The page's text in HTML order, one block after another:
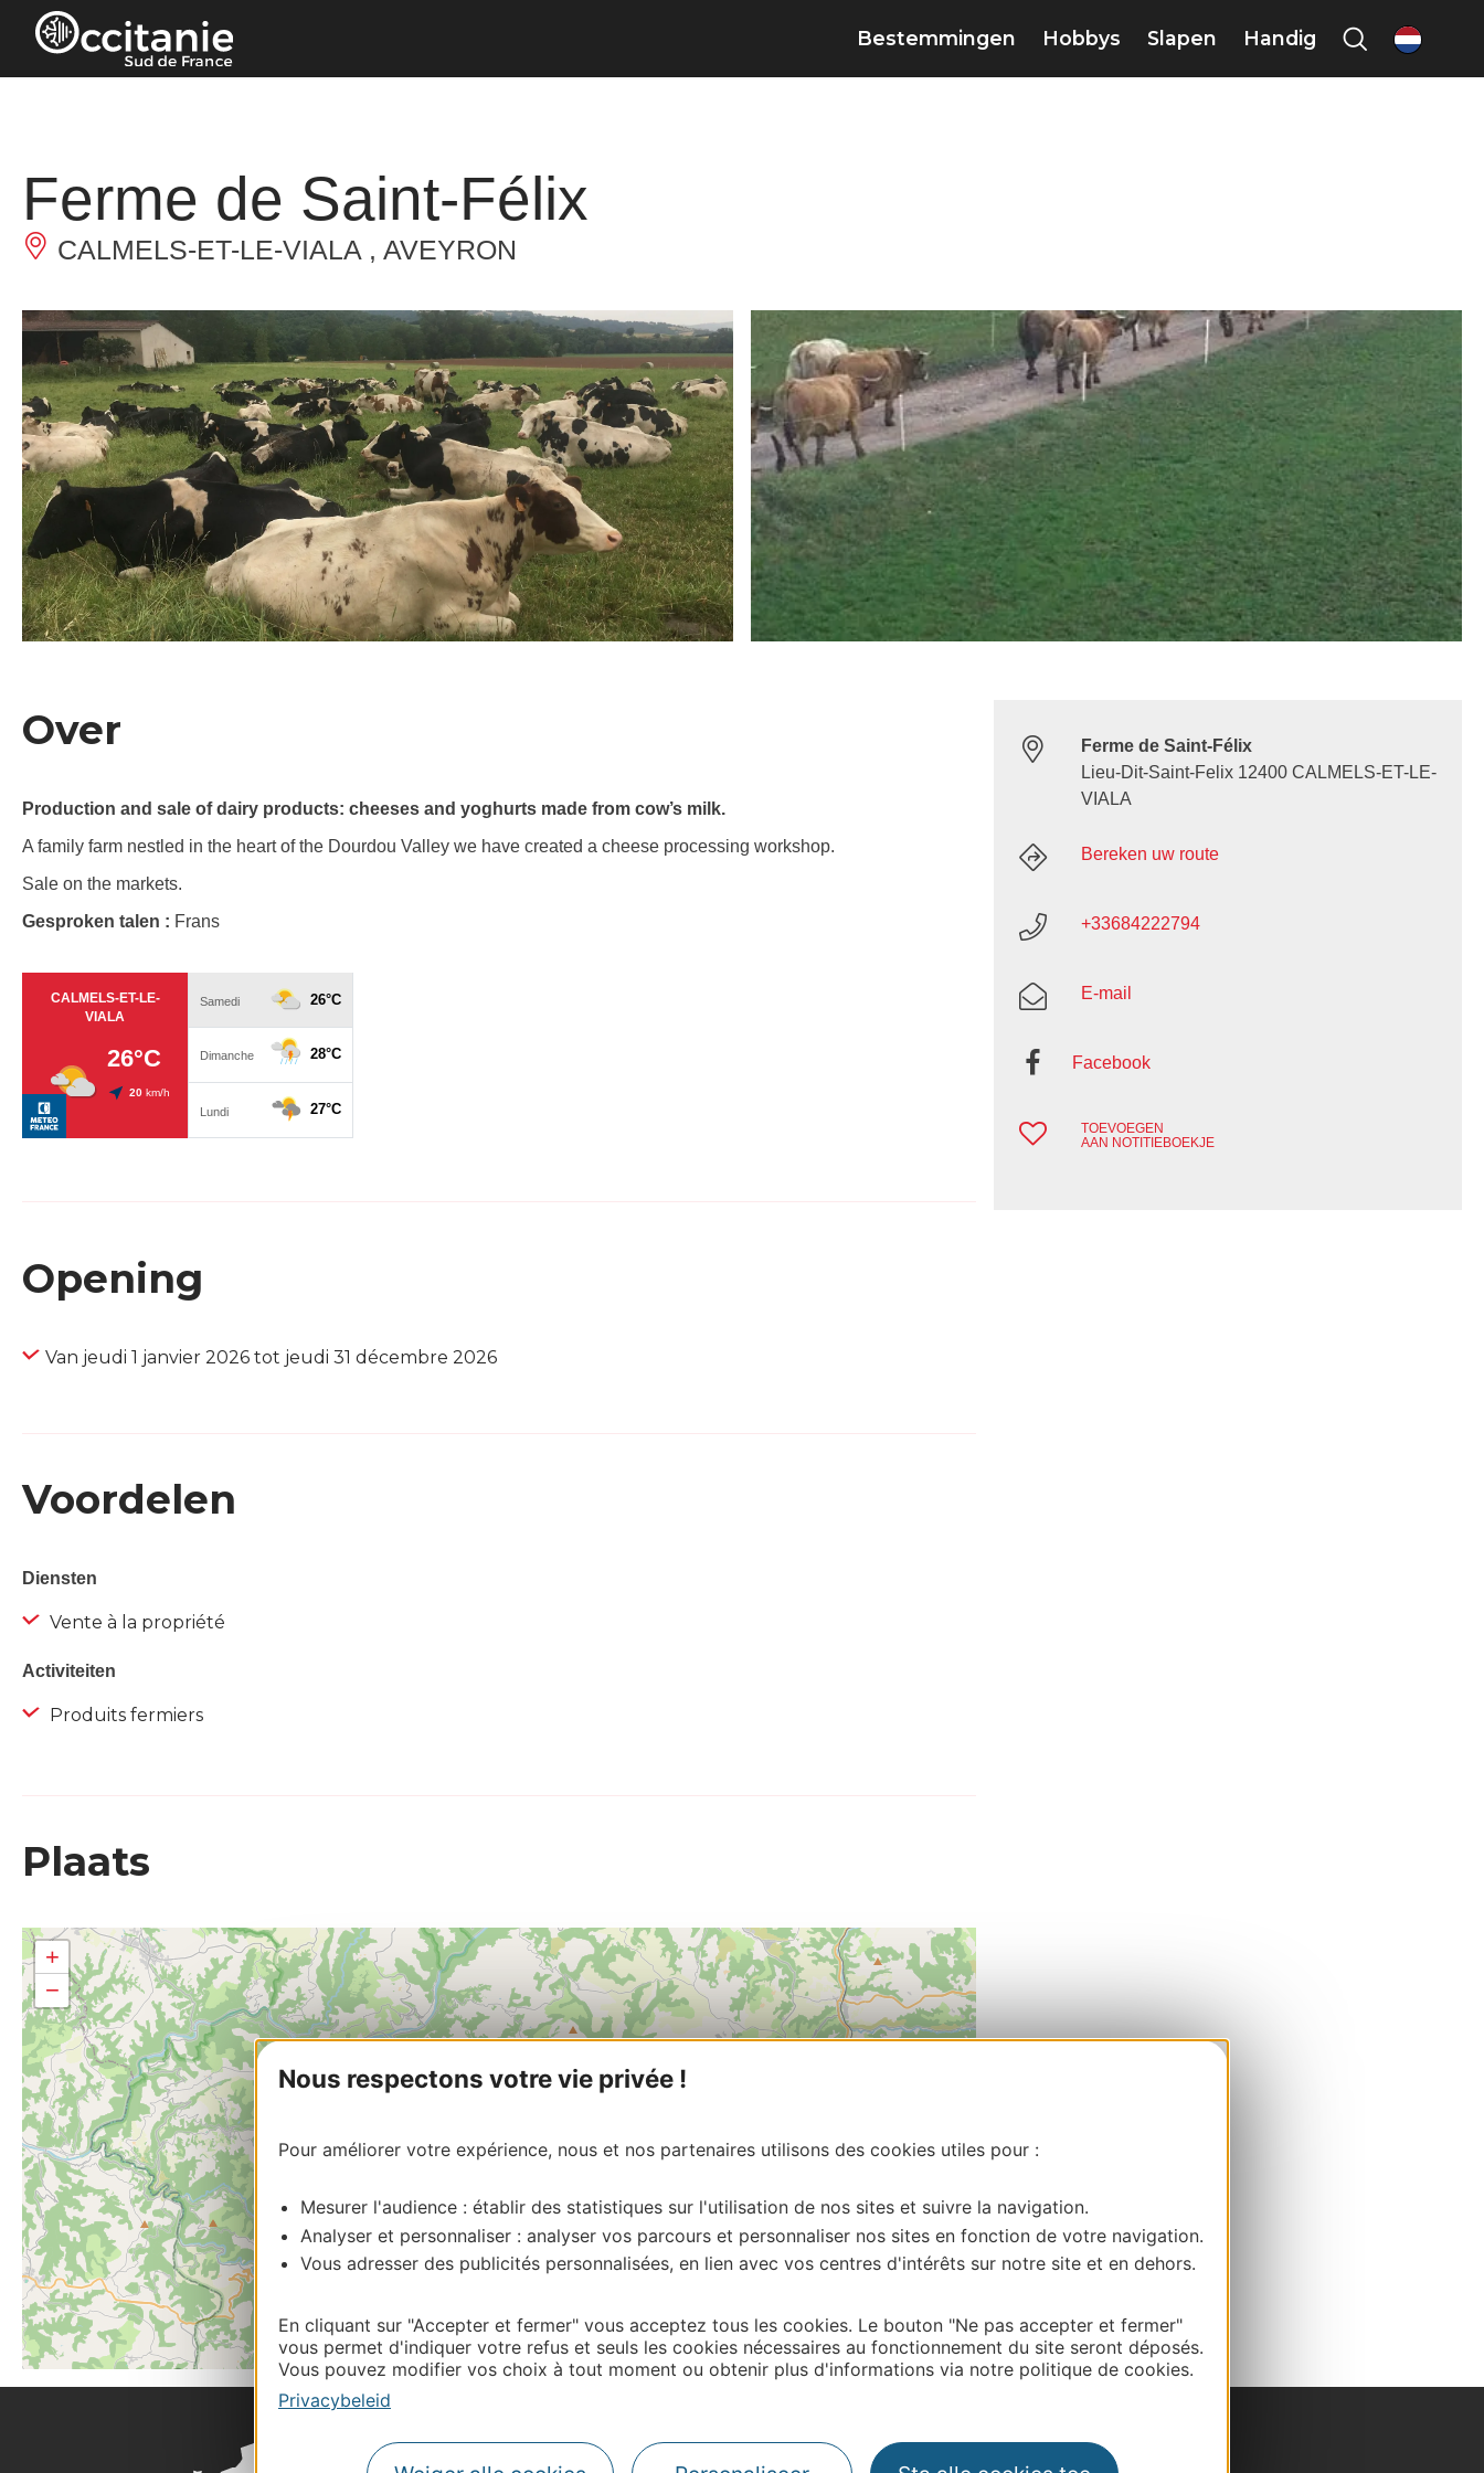
Cookies beheer paneel
Nous respectons votre vie privée !
Pour améliorer votre expérience, nous et nos partenaires utilisons des cookies utiles pour :
Mesurer l'audience : établir des statistiques sur l'utilisation de nos sites et suivre la navigation.
Analyser et personnaliser : analyser vos parcours et personnaliser nos sites en fonction de votre navigation.
Vous adresser des publicités personnalisées, en lien avec vos centres d'intérêts sur notre site et en dehors.
En cliquant sur "Accepter et fermer" vous acceptez tous les cookies. Le bouton "Ne pas accepter et fermer"
vous permet d'indiquer votre refus et seuls les cookies nécessaires au fonctionnement du site seront déposés.
Vous pouvez modifier vos choix à tout moment ou obtenir plus d'informations via notre politique de cookies.
Privacybeleid
Bestemmingen Hobbys Slapen Handig nl
Ferme de Saint-Félix
CALMELS-ET-LE-VIALA , AVEYRON
Over
Production and sale of dairy products: cheeses and yoghurts made from cow’s milk.
A family farm nestled in the heart of the Dourdou Valley we have created a cheese processing workshop.
Sale on the markets.
Gesproken talen : Frans
Opening
Van jeudi 1 janvier 2026 tot jeudi 31 décembre 2026
Voordelen
Diensten
Vente à la propriété
Activiteiten
Produits fermiers
Plaats
+
−
Leaflet | Map data © OpenStreetMap contributors
Ferme de Saint-Félix
Lieu-Dit-Saint-Felix 12400 CALMELS-ET-LE-
VIALA
Bereken uw route
+33684222794
E-mail
Facebook
TOEVOEGEN
AAN NOTITIEBOEKJE